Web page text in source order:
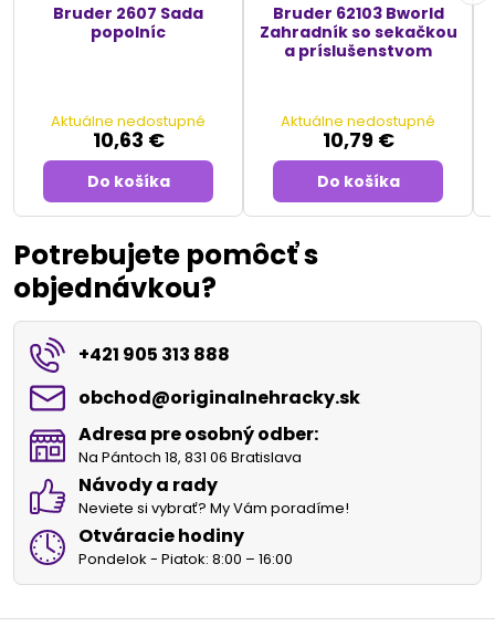
Bruder 2607 Sada
popolníc
Aktuálne nedostupné
10,63 €
Do košíka
Bruder 62103 Bworld
Zahradník so sekačkou
a príslušenstvom
Aktuálne nedostupné
10,79 €
Do košíka
Potrebujete pomôcť s
objednávkou?
+421 905 313 888
obchod​@originalnehracky​.sk
Adresa pre osobný odber:
Na Pántoch 18, 831 06 Bratislava
Návody a rady
Neviete si vybrať? My Vám poradíme!
Otváracie hodiny
Pondelok - Piatok: 8:00 – 16:00